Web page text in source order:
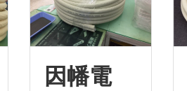
因幡電